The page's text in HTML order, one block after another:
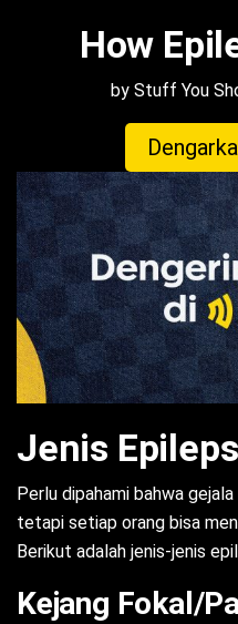
How
by Stuff You
Jenis
Perlu dipahami bahwa
tetapi setiap orang bisa
Berikut adalah jenis-jenis
Kejang Fokal/